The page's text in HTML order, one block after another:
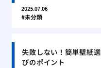
2025.07.06
未分類
失敗しない！簡単壁紙選
びのポイント